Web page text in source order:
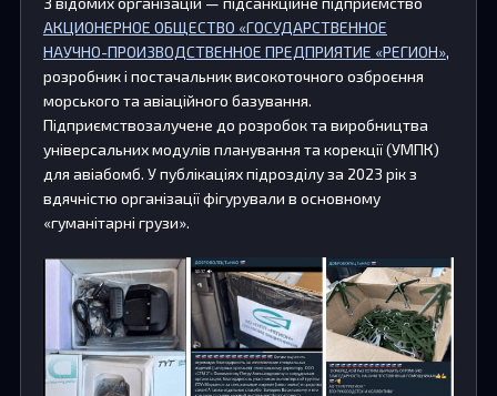
АКЦИОНЕРНОЕ ОБЩЕСТВО «ГОСУДАРСТВЕННОЕ
НАУЧНО-ПРОИЗВОДСТВЕННОЕ ПРЕДПРИЯТИЕ «РЕГИОН»,
розробник і постачальник високоточного озброєння
морського та авіаційного базування.
Підприємствозалучене до розробок та виробництва
універсальних модулів планування та корекції (УМПК)
для авіабомб. У публікаціях підрозділу за 2023 рік з
вдячністю організації фігурували в основному
«гуманітарні грузи».